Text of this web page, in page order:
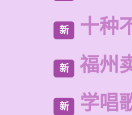
新 十种
新 福州
新 学唱